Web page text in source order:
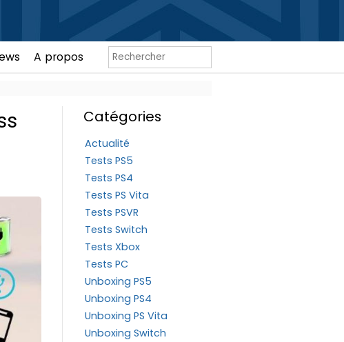
A propos
Catégories
Actualité
Tests PS5
Tests PS4
Tests PS Vita
Tests PSVR
Tests Switch
Tests Xbox
Tests PC
Unboxing PS5
Unboxing PS4
Unboxing PS Vita
Unboxing Switch